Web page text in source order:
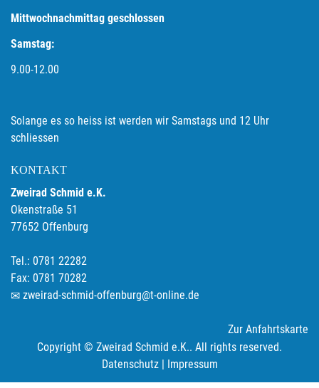
Mittwochnachmittag geschlossen
Samstag:
9.00-12.00
Solange es so heiss ist werden wir Samstags und 12 Uhr
schliessen
KONTAKT
Zweirad Schmid e.K.
Okenstraße 51
77652 Offenburg
Tel.: 0781 22282
Fax: 0781 70282
zweirad-schmid-offenburg@t-online.de
Zur Anfahrtskarte
Copyright © Zweirad Schmid e.K.. All rights reserved.
Datenschutz| Impressum